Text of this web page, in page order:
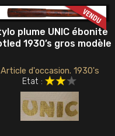
plume UNIC ébonite
1930’s gros modèle
Article d'occasion. 1930's
Etat :